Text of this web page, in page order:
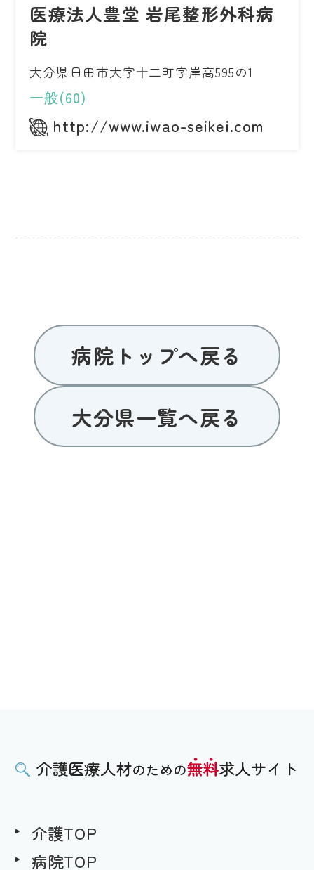
医療法人豊堂 岩尾整形外科病
院
大分県日田市大字十二町字岸高595の1
一般(60)
http://www.iwao-seikei.com
病院トップへ戻る
大分県一覧へ戻る
介護TOP
病院TOP